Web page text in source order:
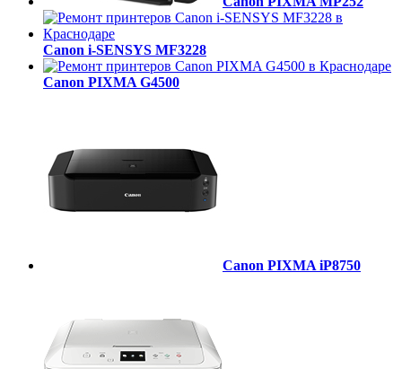
Canon i-SENSYS MF3228
Canon PIXMA G4500
Canon PIXMA iP8750